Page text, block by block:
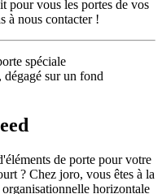
pour vous les portes de vos
à nous contacter !
de porte pour votre
? Chez joro, vous êtes à la
horizontale